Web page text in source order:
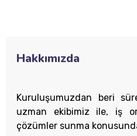
Hakkımızda
Kuruluşumuzdan beri
uzman ekibimiz ile, iş
çözümler sunma